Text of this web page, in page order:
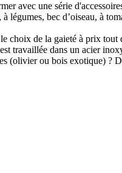
avec une série
légumes, bec d’oiseau, à
choix de la gaieté à prix
travaillée dans un acier
(olivier ou bois exotique) ?